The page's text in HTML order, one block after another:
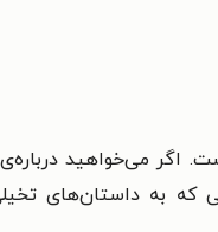
اگر می‌خواهید
که به داستان‌های